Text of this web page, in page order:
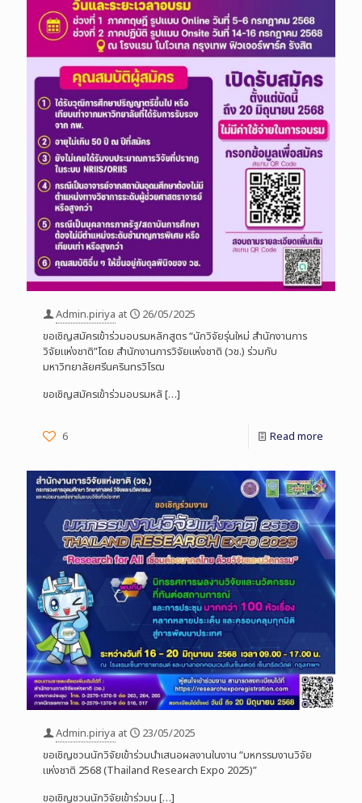
Admin.piriya at
26/05/2025
ขอเชิญสมัครเข้าร่วมอบรมหลักสูตร “นักวิจัยรุ่นใหม่ สำนักงานการ
วิจัยแห่งชาติ”โดย สำนักงานการวิจัยแห่งชาติ (วช.) ร่วมกับ
มหาวิทยาลัยศรีนครินทรวิโรฒ
ขอเชิญสมัครเข้าร่วมอบรมหลั[…]
6 Read more
Admin.piriya at
23/05/2025
ขอเชิญชวนนักวิจัยเข้าร่วมนำเสนอผลงานในงาน “มหกรรมงานวิจัย
แห่งชาติ 2568 (Thailand Research Expo 2025)”
ขอเชิญชวนนักวิจัยเข้าร่วมน […]